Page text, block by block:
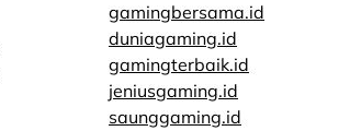
gamingbersama.id
duniagaming.id
gamingterbaik.id
jeniusgaming.id
saunggaming.id